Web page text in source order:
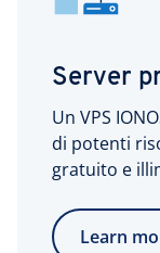
Server
Un VPS
di potenti
gratuito e
Learn